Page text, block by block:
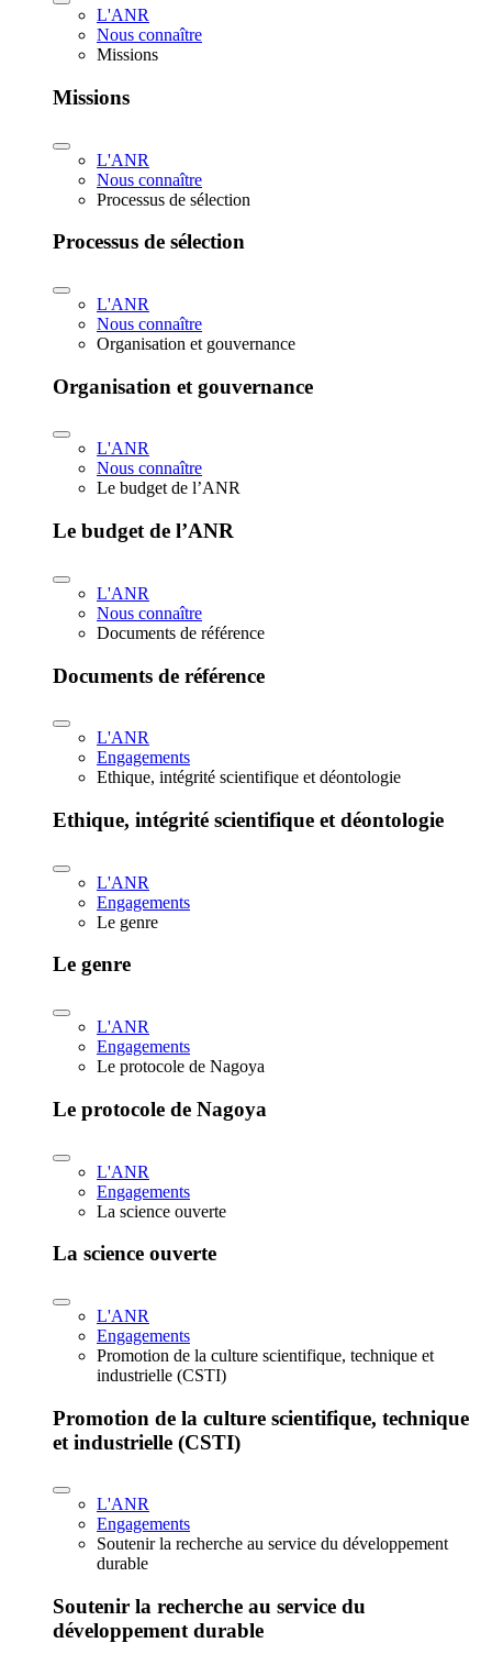
L'ANR
Nous connaître
Missions
Missions
L'ANR
Nous connaître
Processus de sélection
Processus de sélection
L'ANR
Nous connaître
Organisation et gouvernance
Organisation et gouvernance
L'ANR
Nous connaître
Le budget de l’ANR
Le budget de l’ANR
L'ANR
Nous connaître
Documents de référence
Documents de référence
L'ANR
Engagements
Ethique, intégrité scientifique et déontologie
Ethique, intégrité scientifique et déontologie
L'ANR
Engagements
Le genre
Le genre
L'ANR
Engagements
Le protocole de Nagoya
Le protocole de Nagoya
L'ANR
Engagements
La science ouverte
La science ouverte
L'ANR
Engagements
Promotion de la culture scientifique, technique et
industrielle (CSTI)
Promotion de la culture scientifique, technique
et industrielle (CSTI)
L'ANR
Engagements
Soutenir la recherche au service du développement
durable
Soutenir la recherche au service du
développement durable